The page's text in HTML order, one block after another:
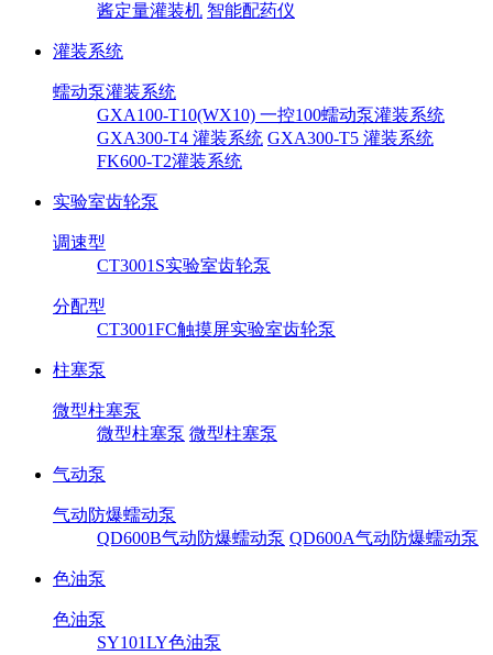
酱定量灌装机 智能配药仪
灌装系统
蠕动泵灌装系统
GXA100-T10(WX10) 一控100蠕动泵灌装系统
GXA300-T4 灌装系统 GXA300-T5 灌装系统
FK600-T2灌装系统
实验室齿轮泵
调速型
CT3001S实验室齿轮泵
分配型
CT3001FC触摸屏实验室齿轮泵
柱塞泵
微型柱塞泵
微型柱塞泵 微型柱塞泵
气动泵
气动防爆蠕动泵
QD600B气动防爆蠕动泵 QD600A气动防爆蠕动泵
色油泵
色油泵
SY101LY色油泵